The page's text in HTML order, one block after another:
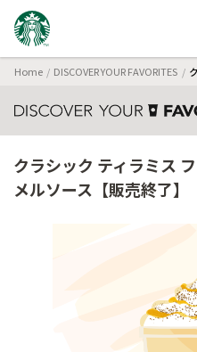
Home DISCOVER YOUR FAVORITES
クラシック ティラミス
メルソース【販売終了】